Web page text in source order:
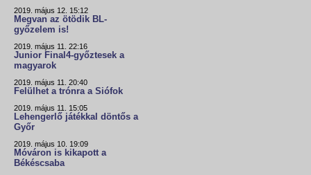
2019. május 12. 15:12
Megvan az ötödik BL-
győzelem is!
2019. május 11. 22:16
Junior Final4-győztesek a
magyarok
2019. május 11. 20:40
Felülhet a trónra a Siófok
2019. május 11. 15:05
Lehengerlő játékkal döntős a
Győr
2019. május 10. 19:09
Móváron is kikapott a
Békéscsaba